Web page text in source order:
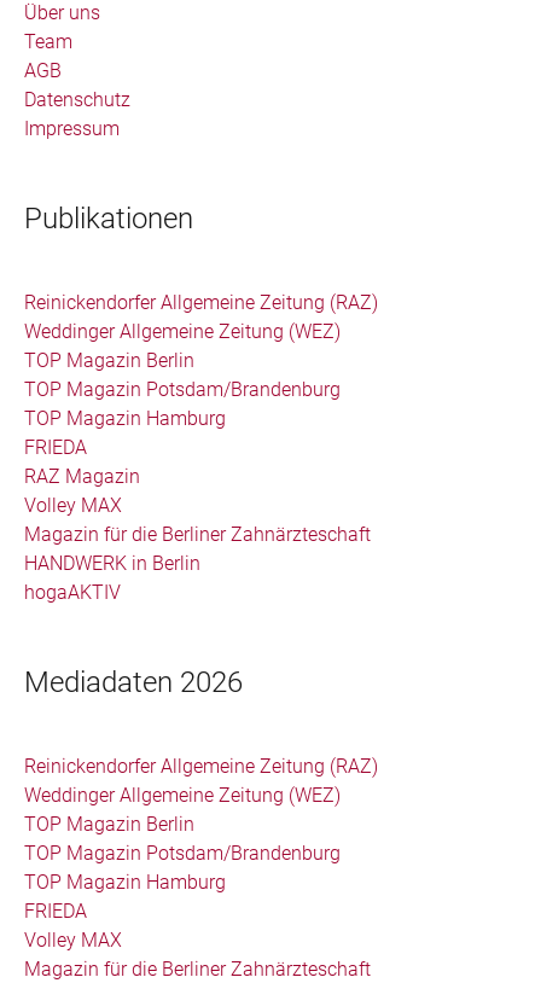
Über uns
Team
AGB
Datenschutz
Impressum
Publikationen
Reinickendorfer Allgemeine Zeitung (RAZ)
Weddinger Allgemeine Zeitung (WEZ)
TOP Magazin Berlin
TOP Magazin Potsdam/Brandenburg
TOP Magazin Hamburg
FRIEDA
RAZ Magazin
Volley MAX
Magazin für die Berliner Zahnärzteschaft
HANDWERK in Berlin
hogaAKTIV
Mediadaten 2026
Reinickendorfer Allgemeine Zeitung (RAZ)
Weddinger Allgemeine Zeitung (WEZ)
TOP Magazin Berlin
TOP Magazin Potsdam/Brandenburg
TOP Magazin Hamburg
FRIEDA
Volley MAX
Magazin für die Berliner Zahnärzteschaft